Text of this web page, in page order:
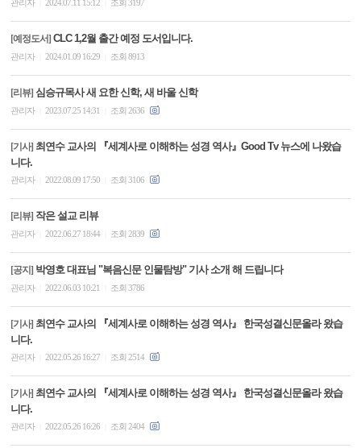
관리자 2024.07.11 15:12 조회 3197
[예정도서] CLC 1,2월 출간 예정 도서입니다.
관리자 2024.01.09 16:29 조회 8913
[리뷰] 심승규목사 새 요한 신학, 새 바울 신학
관리자 2023.07.25 14:31 조회 2636
[기사] 최연수 교사의 『세계사로 이해하는 성경 역사』Good Tv 뉴스에 나왔습
니다.
관리자 2022.08.09 17:50 조회 3106
[리뷰] 작은 설교 리뷰
관리자 2022.06.27 18:44 조회 2839
[공지] 박영호 대표님 "복음신문 인물탐방" 기사 소개 해 드립니다
관리자 2022.06.03 10:21 조회 3786
[기사] 최연수 교사의 『세계사로 이해하는 성경 역사』 한국성결신문올라 왔습
니다.
관리자 2022.05.26 16:27 조회 2514
[기사] 최연수 교사의 『세계사로 이해하는 성경 역사』 한국성결신문올라 왔습
니다.
관리자 2022.05.26 16:26 조회 2404